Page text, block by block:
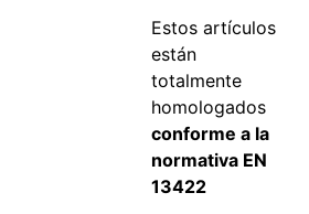
Estos artículos
están
totalmente
homologados
conforme a la
normativa EN
13422